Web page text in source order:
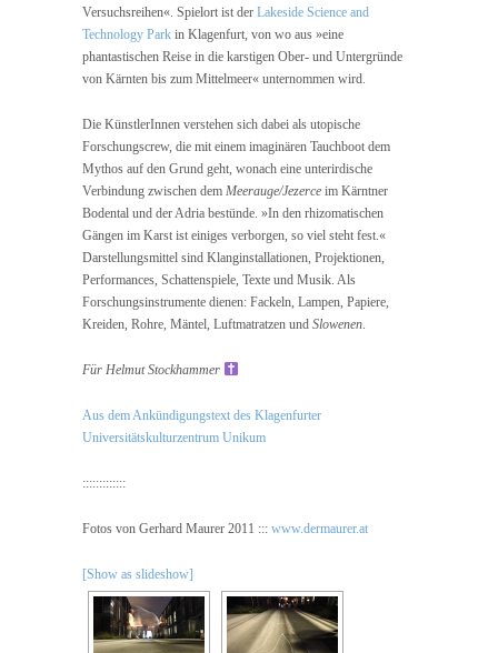
Versuchsreihen«. Spielort ist der Lakeside Science and
Technology Park in Klagenfurt, von wo aus »eine
phantastischen Reise in die karstigen Ober- und Untergründe
von Kärnten bis zum Mittelmeer« unternommen wird.
Die KünstlerInnen verstehen sich dabei als utopische
Forschungscrew, die mit einem imaginären Tauchboot dem
Mythos auf den Grund geht, wonach eine unterirdische
Verbindung zwischen dem Meerauge/Jezerce im Kärntner
Bodental und der Adria bestünde. »In den rhizomatischen
Gängen im Karst ist einiges verborgen, so viel steht fest.«
Darstellungsmittel sind Klanginstallationen, Projektionen,
Performances, Schattenspiele, Texte und Musik. Als
Forschungsinstrumente dienen: Fackeln, Lampen, Papiere,
Kreiden, Rohre, Mäntel, Luftmatratzen und Slowenen.
Für Helmut Stockhammer
Aus dem Ankündigungstext des Klagenfurter
Universitätskulturzentrum Unikum
:::::::::::::
Fotos von Gerhard Maurer 2011 ::: www.dermaurer.at
[Show as slideshow]